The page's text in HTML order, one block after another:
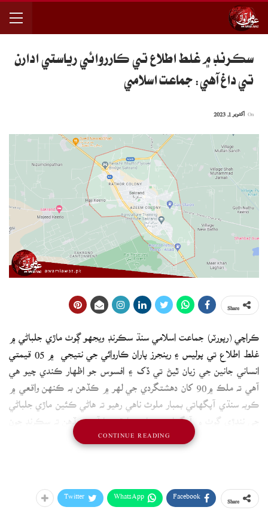
سڪرنڊ ۾ غلط اطلاع تي ڪارروائي رياستي ادارن
تي داغ آهي: جماعت اسلامي
اکتوبر 1, 2023
ڪراچي (رپورٽر) جماعت اسلامي سنڌ سڪرنڊ ويجهو ڳوٺ ماڙي جلباڻي ۾
انساني جانين جي زيان ٿيڻ تي ڏک ۽ افسوس جو اظهار ڪندي چيو هي
آهي ته ملڪ ۾90 کان دهشتگردي جي لهر ۾ ڪڏهن به ڪنهن واقعي ۾
ڪوبه سنڌي آپگهاتي بمبار ملوث ناهي رهيو ته هاڻي ڪئين ماڙي جلباڻي
جي ننڍڙي ڳوٺ ۾ آپگهاتي بمبار پيدا ٿي ويا آهن، جڏهن ته سڪرنڊ جون
سرحدون نه ڀارت ۽ نه ئي وري افغانستان سان ملن ٿيون، ڪوڙي مخبري تي
ايڏي وڏي ڪاروائي رياست ۽ انصاف جي دعويدار ادارن جي منهن تي ڪارو
Facebook
WhatsApp
Twitter